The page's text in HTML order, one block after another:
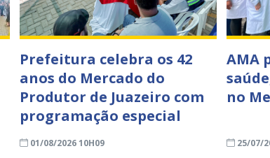
Prefeitura celebra os 42
anos do Mercado do
Produtor de Juazeiro com
programação especial
01/08/2026 10H09
AMA
no
25/07/